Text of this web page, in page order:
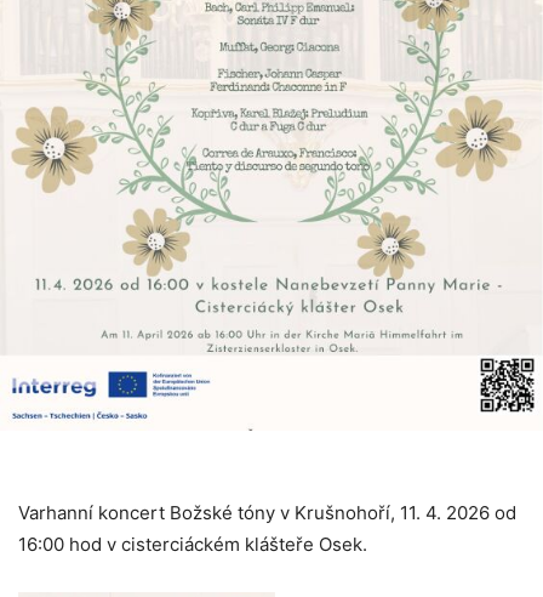
Varhanní koncert Božské tóny v Krušnohoří, 11. 4. 2026 od
16:00 hod v cisterciáckém klášteře Osek.